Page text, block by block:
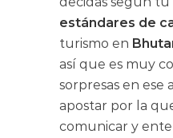
estándares de
turismo en
así que es muy
sorpresas en ese
apostar por la
comunicar y